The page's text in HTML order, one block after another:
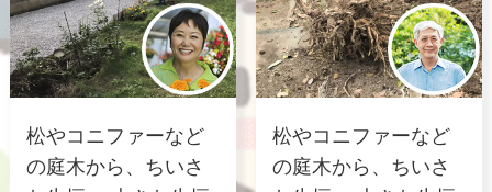
松やコニファーなど
の庭木から、ちいさ
松やコニファーなど
の庭木から、ちいさ